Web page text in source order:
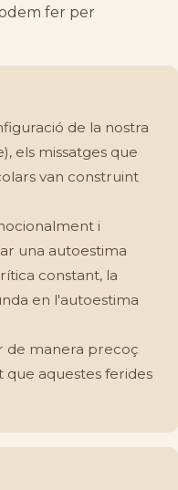
fer per
de la nostra
els missatges que
van construint
i
una autoestima
constant, la
en l'autoestima
de manera precoç
que aquestes ferides